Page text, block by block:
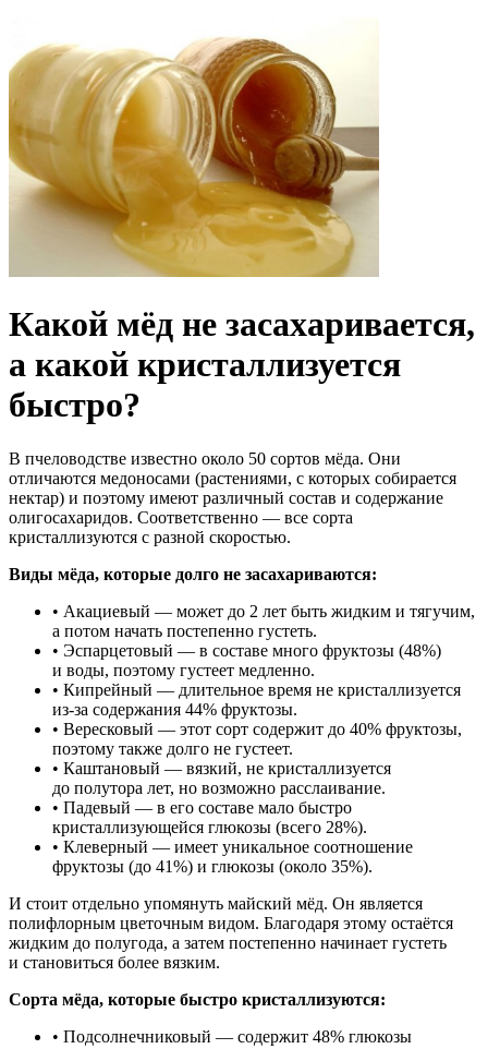
Какой мёд не засахаривается,
а какой кристаллизуется
быстро?
В пчеловодстве известно около 50 сортов мёда. Они
отличаются медоносами (растениями, с которых собирается
нектар) и поэтому имеют различный состав и содержание
олигосахаридов. Соответственно — все сорта
кристаллизуются с разной скоростью.
Виды мёда, которые долго не засахариваются:
• Акациевый — может до 2 лет быть жидким и тягучим,
а потом начать постепенно густеть.
• Эспарцетовый — в составе много фруктозы (48%)
и воды, поэтому густеет медленно.
• Кипрейный — длительное время не кристаллизуется
из-за содержания 44% фруктозы.
• Вересковый — этот сорт содержит до 40% фруктозы,
поэтому также долго не густеет.
• Каштановый — вязкий, не кристаллизуется
до полутора лет, но возможно расслаивание.
• Падевый — в его составе мало быстро
кристаллизующейся глюкозы (всего 28%).
• Клеверный — имеет уникальное соотношение
фруктозы (до 41%) и глюкозы (около 35%).
И стоит отдельно упомянуть майский мёд. Он является
полифлорным цветочным видом. Благодаря этому остаётся
жидким до полугода, а затем постепенно начинает густеть
и становиться более вязким.
Сорта мёда, которые быстро кристаллизуются:
• Подсолнечниковый — содержит 48% глюкозы